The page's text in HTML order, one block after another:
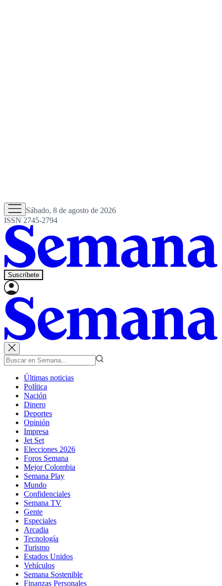
Sábado, 8 de agosto de 2026
ISSN 2745-2794
Suscríbete
Últimas noticias
Política
Nación
Dinero
Deportes
Opinión
Impresa
Jet Set
Elecciones 2026
Foros Semana
Mejor Colombia
Semana Play
Mundo
Confidenciales
Semana TV
Gente
Especiales
Arcadia
Tecnología
Turismo
Estados Unidos
Vehículos
Semana Sostenible
Finanzas Personales